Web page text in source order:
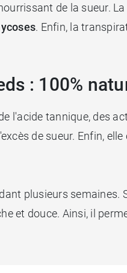
de la sueur.
. Enfin, la
: 100%
l'acide tannique, des
de sueur. Enfin,
plusieurs
et douce. Ainsi, il